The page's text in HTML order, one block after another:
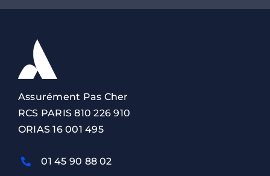
Assurément Pas Cher
RCS PARIS 810 226 910
ORIAS 16 001 495
01 45 90 88 02